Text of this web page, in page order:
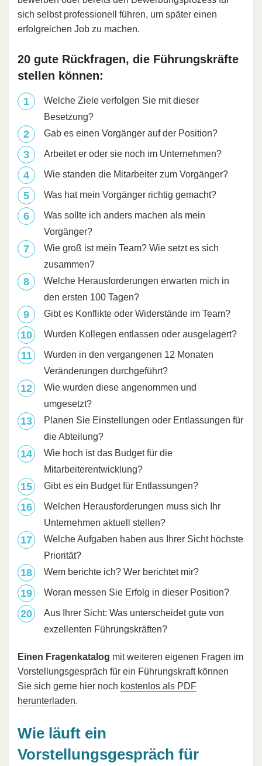
sich selbst professionell führen, um später einen
erfolgreichen Job zu machen.
20 gute Rückfragen, die Führungskräfte
stellen können:
Welche Ziele verfolgen Sie mit dieser
Besetzung?
Gab es einen Vorgänger auf der Position?
Arbeitet er oder sie noch im Unternehmen?
Wie standen die Mitarbeiter zum Vorgänger?
Was hat mein Vorgänger richtig gemacht?
Was sollte ich anders machen als mein
Vorgänger?
Wie groß ist mein Team? Wie setzt es sich
zusammen?
Welche Herausforderungen erwarten mich in
den ersten 100 Tagen?
Gibt es Konflikte oder Widerstände im Team?
Wurden Kollegen entlassen oder ausgelagert?
Wurden in den vergangenen 12 Monaten
Veränderungen durchgeführt?
Wie wurden diese angenommen und
umgesetzt?
Planen Sie Einstellungen oder Entlassungen für
die Abteilung?
Wie hoch ist das Budget für die
Mitarbeiterentwicklung?
Gibt es ein Budget für Entlassungen?
Welchen Herausforderungen muss sich Ihr
Unternehmen aktuell stellen?
Welche Aufgaben haben aus Ihrer Sicht höchste
Priorität?
Wem berichte ich? Wer berichtet mir?
Woran messen Sie Erfolg in dieser Position?
Aus Ihrer Sicht: Was unterscheidet gute von
exzellenten Führungskräften?
Einen Fragenkatalog mit weiteren eigenen Fragen im
Vorstellungsgespräch für ein Führungskraft können
Sie sich gerne hier noch kostenlos als PDF
herunterladen.
Wie läuft ein
Vorstellungsgespräch für